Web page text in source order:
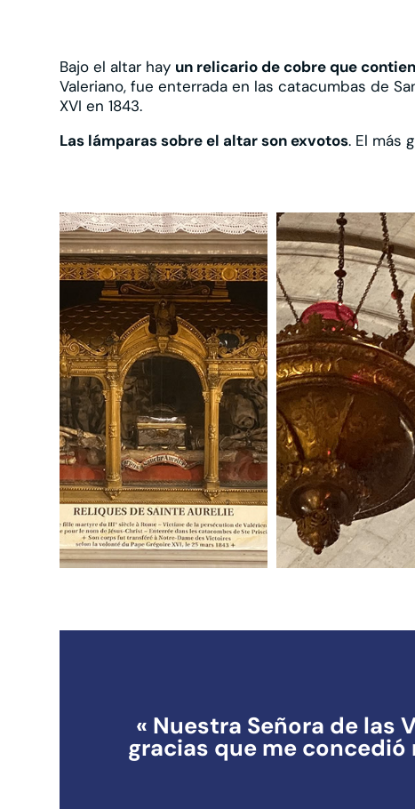
Bajo el altar hay un relicario de cobre que
Valeriano, fue enterrada en las catacumbas de
XVI en 1843.
Las lámparas sobre el altar son exvotos. El más
« Nuestra Señora de las
gracias que me